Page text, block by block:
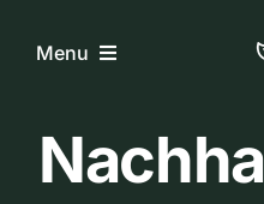
InhaltMenu
Home